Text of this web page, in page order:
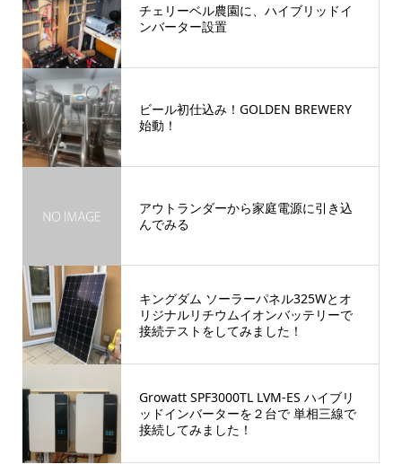
チェリーベル農園に、ハイブリッドイ
ンバーター設置
ビール初仕込み！GOLDEN BREWERY
始動！
アウトランダーから家庭電源に引き込
んでみる
キングダム ソーラーパネル325Wとオ
リジナルリチウムイオンバッテリーで
接続テストをしてみました！
Growatt SPF3000TL LVM-ES ハイブリ
ッドインバーターを２台で 単相三線で
接続してみました！